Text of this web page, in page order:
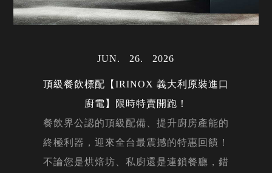
JUN 26 2026
頂級餐飲標配【IRINOX 義大利原裝進口
廚電】限時特賣開跑！
餐飲界公認的頂級配備、提升廚房產能的
終極利器，迎來全台最震撼的特惠回饋！
不論您是烘焙坊、私廚還是連鎖餐廳，錯